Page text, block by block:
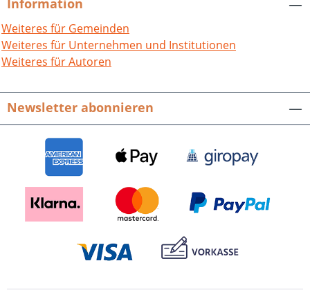
charakteristischen Besonderheiten wie
Streuobstwiesen, Hohlwege, artenreiche
Magerrasen, Trockenmauern oder
bebilderten Bandes – durchweg
ausgewie­se­ne Kenner der Region –
lassen den Leser die mannigfaltige Tier-
und Pflanzenwelt des Kraichgaus
erleben, sie vermitteln faszinierende
Kulturgeschichte der Landschaft
zwischen Rhein, Neckar und
naturbelassenen Lebensräume.
Anschaulich beleuchtet der beim Verlag
Wechselspiel von Mensch und Natur,
Information
Weiteres für Gemeinden
Weiteres für Unternehmen und Institutionen
Weiteres für Autoren
Newsletter abonnieren